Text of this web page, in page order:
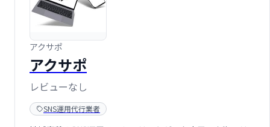
アクサポ
アクサポ
レビューなし
SNS運用代行業者